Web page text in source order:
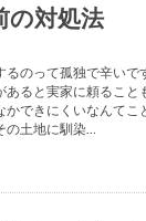
の対処法
るのって孤独で辛い
あると実家に頼るこ
かできにくいなんてこ
の土地に馴染…